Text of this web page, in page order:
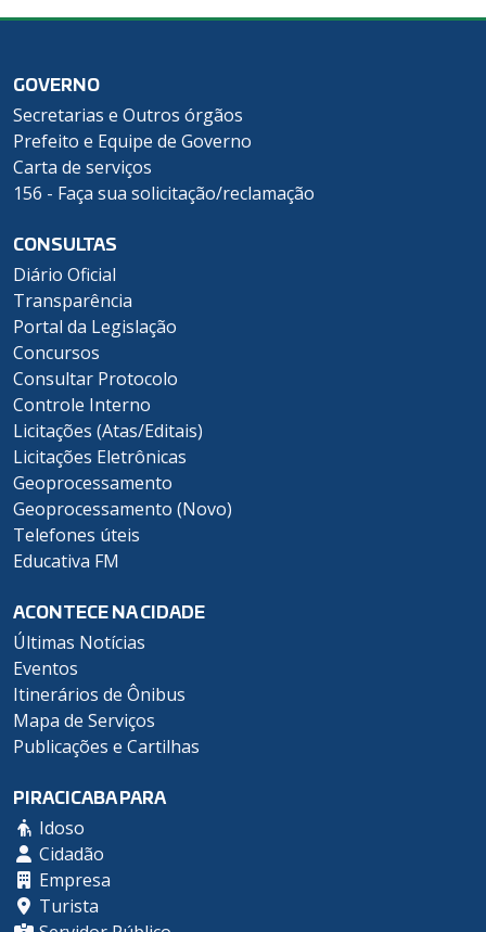
GOVERNO
Secretarias e Outros órgãos
Prefeito e Equipe de Governo
Carta de serviços
156 - Faça sua solicitação/reclamação
CONSULTAS
Diário Oficial
Transparência
Portal da Legislação
Concursos
Consultar Protocolo
Controle Interno
Licitações (Atas/Editais)
Licitações Eletrônicas
Geoprocessamento
Geoprocessamento (Novo)
Telefones úteis
Educativa FM
ACONTECE NA CIDADE
Últimas Notícias
Eventos
Itinerários de Ônibus
Mapa de Serviços
Publicações e Cartilhas
PIRACICABA PARA
Idoso
Cidadão
Empresa
Turista